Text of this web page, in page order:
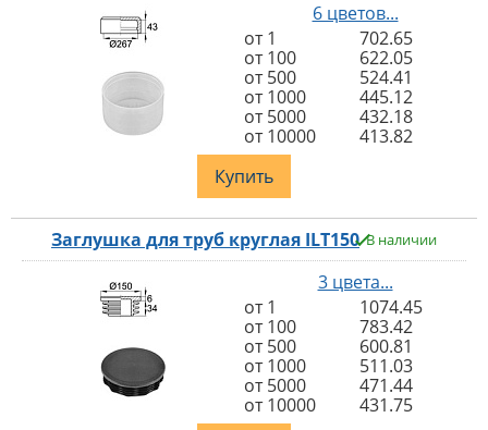
6 цветов...
от 1
702.65
от 100
622.05
от 500
524.41
от 1000
445.12
от 5000
432.18
от 10000
413.82
Купить
Заглушка для труб круглая ILT150 В наличии
3 цвета...
от 1
1074.45
от 100
783.42
от 500
600.81
от 1000
511.03
от 5000
471.44
от 10000
431.75